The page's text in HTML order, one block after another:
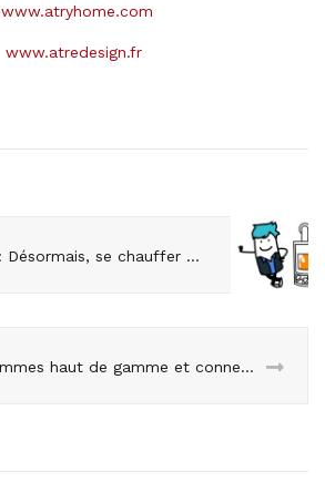
www.atryhome.com
www.atredesign.fr
Woodstock® : Désormais, se chauffer au bois n’a que des avantages !
Des flammes haut de gamme et connectées, selon Brisach